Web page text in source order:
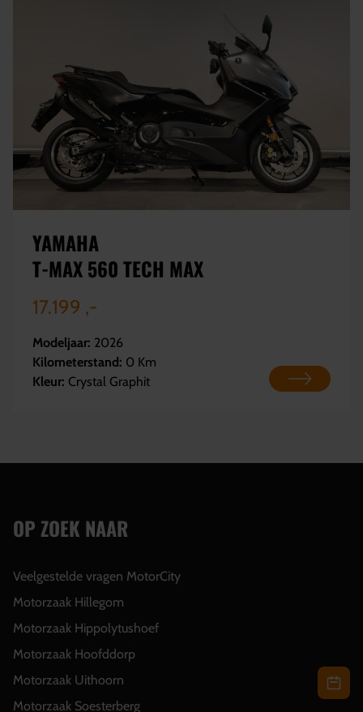
YAMAHA
T-MAX 560 TECH MAX
17.199 ,-
Modeljaar: 2026
Kilometerstand: 0 Km
Kleur: Crystal Graphit
OP ZOEK NAAR
Veelgestelde vragen MotorCity
Motorzaak Hillegom
Motorzaak Hippolytushoef
Motorzaak Hoofddorp
Motorzaak Uithoorn
Motorzaak Soesterberg